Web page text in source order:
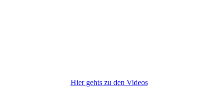
Hier gehts zu den Videos